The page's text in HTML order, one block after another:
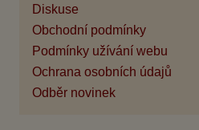
Diskuse
Obchodní podmínky
Podmínky užívání webu
Ochrana osobních údajů
Odběr novinek